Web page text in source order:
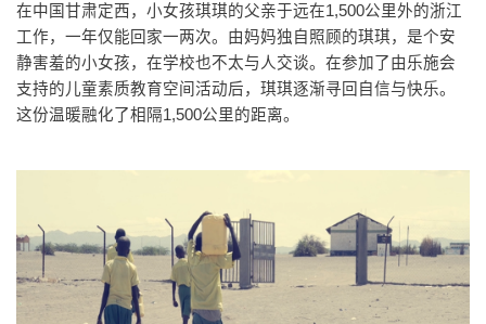
在中国甘肃定西，小女孩琪琪的父亲于远在1,500公里外的浙江
工作，一年仅能回家一两次。由妈妈独自照顾的琪琪，是个安
静害羞的小女孩，在学校也不太与人交谈。在参加了由乐施会
支持的儿童素质教育空间活动后，琪琪逐渐寻回自信与快乐。
这份温暖融化了相隔1,500公里的距离。